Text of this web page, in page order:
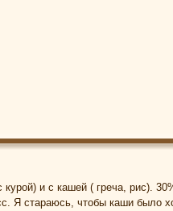
и с кашей ( греча, рис).
Я стараюсь, чтобы каши